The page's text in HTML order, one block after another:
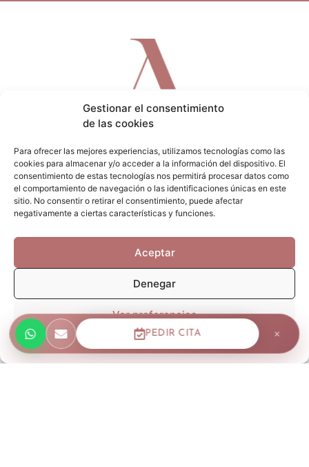
Gestionar el consentimiento
de las cookies
Para ofrecer las mejores experiencias, utilizamos tecnologías como las
cookies para almacenar y/o acceder a la información del dispositivo. El
consentimiento de estas tecnologías nos permitirá procesar datos como
el comportamiento de navegación o las identificaciones únicas en este
sitio. No consentir o retirar el consentimiento, puede afectar
negativamente a ciertas características y funciones.
Aceptar
Denegar
Ver preferencias
Política de Cookies Aviso Legal
F
o
o
I
s
t
a
g
r
a
m
W
a
p
p
PEDIR CITA ×